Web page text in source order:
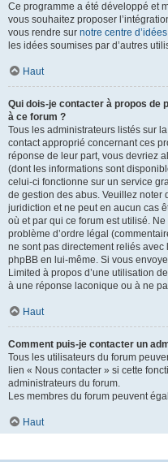
Ce programme a été développé et
vous souhaitez proposer
vous rendre sur notre centre d’idées
les idées soumises par d’autres
Haut
Qui dois-je contacter à propos de
à ce forum ?
Tous les administrateurs listés sur
contact approprié concernant ces
réponse de leur part, vous devriez
(dont les informations sont
celui-ci fonctionne sur un service
de gestion des abus. Veuillez noter
juridiction et ne peut en aucun cas
où et par qui ce forum est utilisé.
problème d’ordre légal
ne sont pas directement reliés
phpBB en lui-même. Si vous
Limited à propos d’une utilisation
à une réponse laconique ou à ne
Haut
Comment puis-je contacter un
Tous les utilisateurs du forum
lien « Nous contacter » si cette
administrateurs du forum.
Les membres du forum peuvent
Haut